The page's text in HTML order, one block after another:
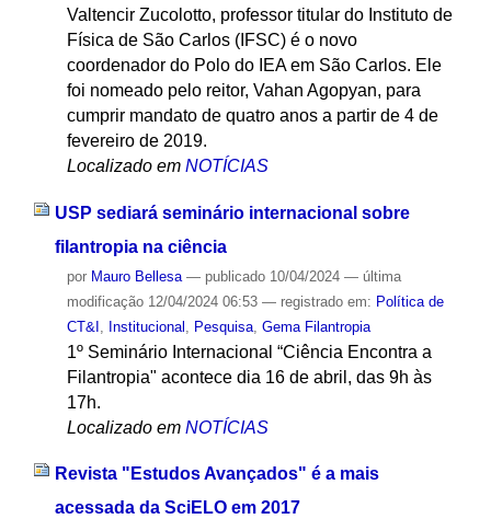
Valtencir Zucolotto, professor titular do Instituto de
Física de São Carlos (IFSC) é o novo
coordenador do Polo do IEA em São Carlos. Ele
foi nomeado pelo reitor, Vahan Agopyan, para
cumprir mandato de quatro anos a partir de 4 de
fevereiro de 2019.
Localizado em NOTÍCIAS
USP sediará seminário internacional sobre
filantropia na ciência
por Mauro Bellesa — publicado10/04/2024 — última
modificação12/04/2024 06:53 — registrado em: Política de
CT&I
Institucional Pesquisa, Gema Filantropia
1º Seminário Internacional “Ciência Encontra a
Filantropia" acontece dia 16 de abril, das 9h às
17h.
Localizado em NOTÍCIAS
Revista "Estudos Avançados" é a mais
acessada da SciELO em 2017